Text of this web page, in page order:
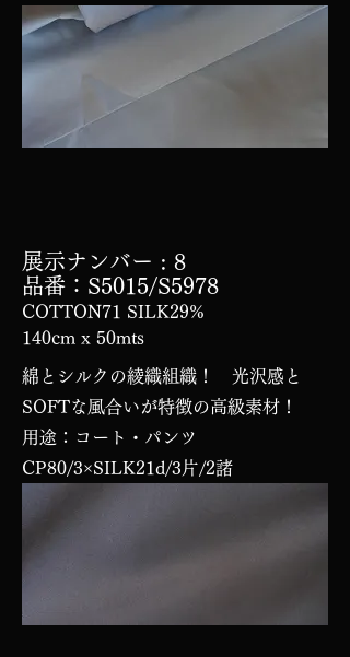
展示ナンバー : 8
品番：S5015/S5978
COTTON71 SILK29%
140cm x 50mts
綿とシルクの綾織組織！ 光沢感と
SOFTな風合いが特徴の高級素材！
用途：コート・パンツ
CP80/3×SILK21d/3片/2諸